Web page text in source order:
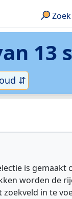
Zoek
13
⇵
is gemaakt
worden de
in te